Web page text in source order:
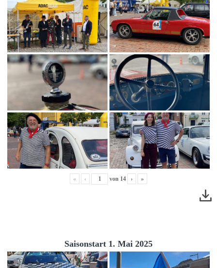
« ‹ von 14 › »
Saisonstart 1. Mai 2025